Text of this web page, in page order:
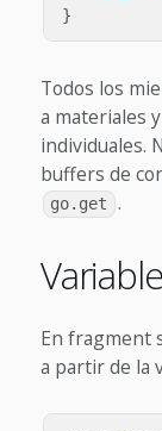
}
Todos los
a materiales
individuales.
buffers de
go.get .
En fragment
a partir de la